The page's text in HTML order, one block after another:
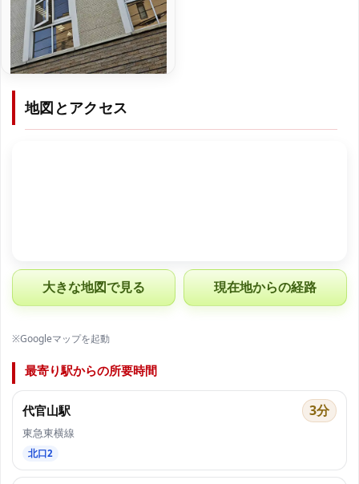
地図とアクセス
大きな地図で見る 現在地からの経路
※Googleマップを起動
最寄り駅からの所要時間
代官山駅 3分
東急東横線
北口2